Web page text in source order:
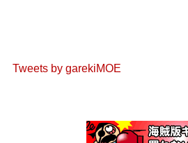
Tweets by garekiMOE